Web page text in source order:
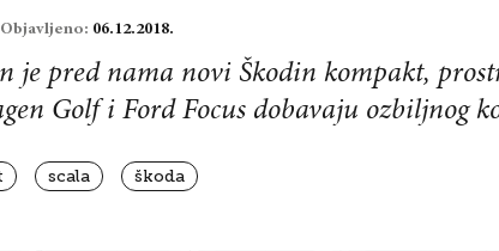
Objavljeno: 06.12.2018.
je pred nama novi Škodin kompakt,
Golf i Ford Focus dobavaju ozbiljnog
scala škoda